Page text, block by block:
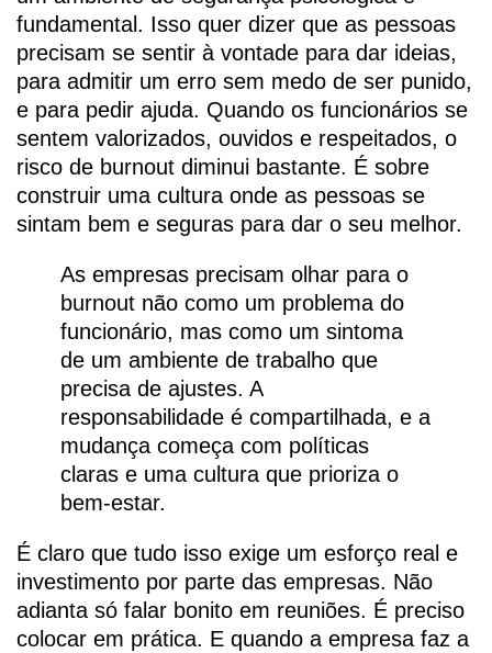
fundamental. Isso quer dizer que as pessoas
precisam se sentir à vontade para dar ideias,
para admitir um erro sem medo de ser punido,
e para pedir ajuda. Quando os funcionários se
sentem valorizados, ouvidos e respeitados, o
risco de burnout diminui bastante. É sobre
construir uma cultura onde as pessoas se
sintam bem e seguras para dar o seu melhor.
As empresas precisam olhar para o
burnout não como um problema do
funcionário, mas como um sintoma
de um ambiente de trabalho que
precisa de ajustes. A
responsabilidade é compartilhada, e a
mudança começa com políticas
claras e uma cultura que prioriza o
bem-estar.
É claro que tudo isso exige um esforço real e
investimento por parte das empresas. Não
adianta só falar bonito em reuniões. É preciso
colocar em prática. E quando a empresa faz a